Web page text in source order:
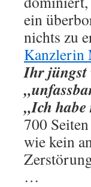
ein
nichts zu
Kanzlerin
Ihr jüngst
„Ich habe
700
wie kein
…